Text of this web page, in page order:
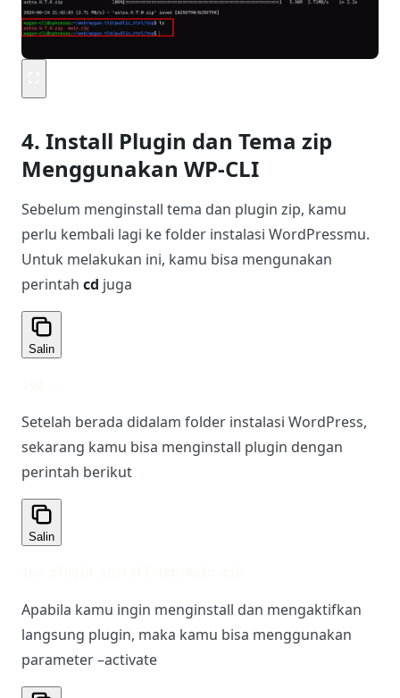
4. Install Plugin dan Tema zip
Menggunakan WP-CLI
Sebelum menginstall tema dan plugin zip, kamu
perlu kembali lagi ke folder instalasi WordPressmu.
Untuk melakukan ini, kamu bisa mengunakan
perintah cd juga
Salin
Setelah berada didalam folder instalasi WordPress,
sekarang kamu bisa menginstall plugin dengan
perintah berikut
Salin
Apabila kamu ingin menginstall dan mengaktifkan
langsung plugin, maka kamu bisa menggunakan
parameter –activate